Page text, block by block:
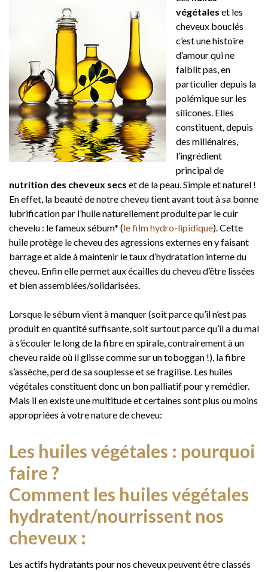
végétales et les
cheveux bouclés
c’est une histoire
d’amour qui ne
faiblit pas, en
particulier depuis la
polémique sur les
silicones. Elles
constituent, depuis
des millénaires,
l’ingrédient
principal de
nutrition des cheveux secs et de la peau. Simple et naturel !
En effet, la beauté de notre cheveu tient avant tout à sa bonne
lubrification par l’huile naturellement produite par le cuir
chevelu : le fameux sébum* (le film hydro-lipidique). Cette
huile protège le cheveu des agressions externes en y faisant
barrage et aide à maintenir le taux d’hydratation interne du
cheveu. Enfin elle permet aux écailles du cheveu d’être lissées
et bien assemblées/solidarisées.
Lorsque le sébum vient à manquer (soit parce qu’il n’est pas
produit en quantité suffisante, soit surtout parce qu’il a du mal
à s’écouler le long de la fibre en spirale, contrairement à un
cheveu raide où il glisse comme sur un toboggan !), la fibre
s’assèche, perd de sa souplesse et se fragilise. Les huiles
végétales constituent donc un bon palliatif pour y remédier.
Mais il en existe une multitude et certaines sont plus ou moins
appropriées à votre nature de cheveu:
Les huiles végétales : pourquoi
faire ?
Comment les huiles végétales
hydratent/nourrissent nos
cheveux :
Les actifs hydratants pour nos cheveux peuvent être classés